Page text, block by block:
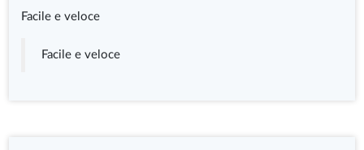
Facile e veloce
Facile e veloce